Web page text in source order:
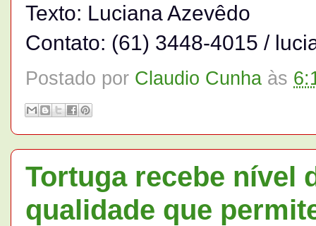
Texto: Luciana Azevêdo
Contato: (61) 3448-4015 /
Postado por Claudio Cunha às
Tortuga recebe nível
qualidade que